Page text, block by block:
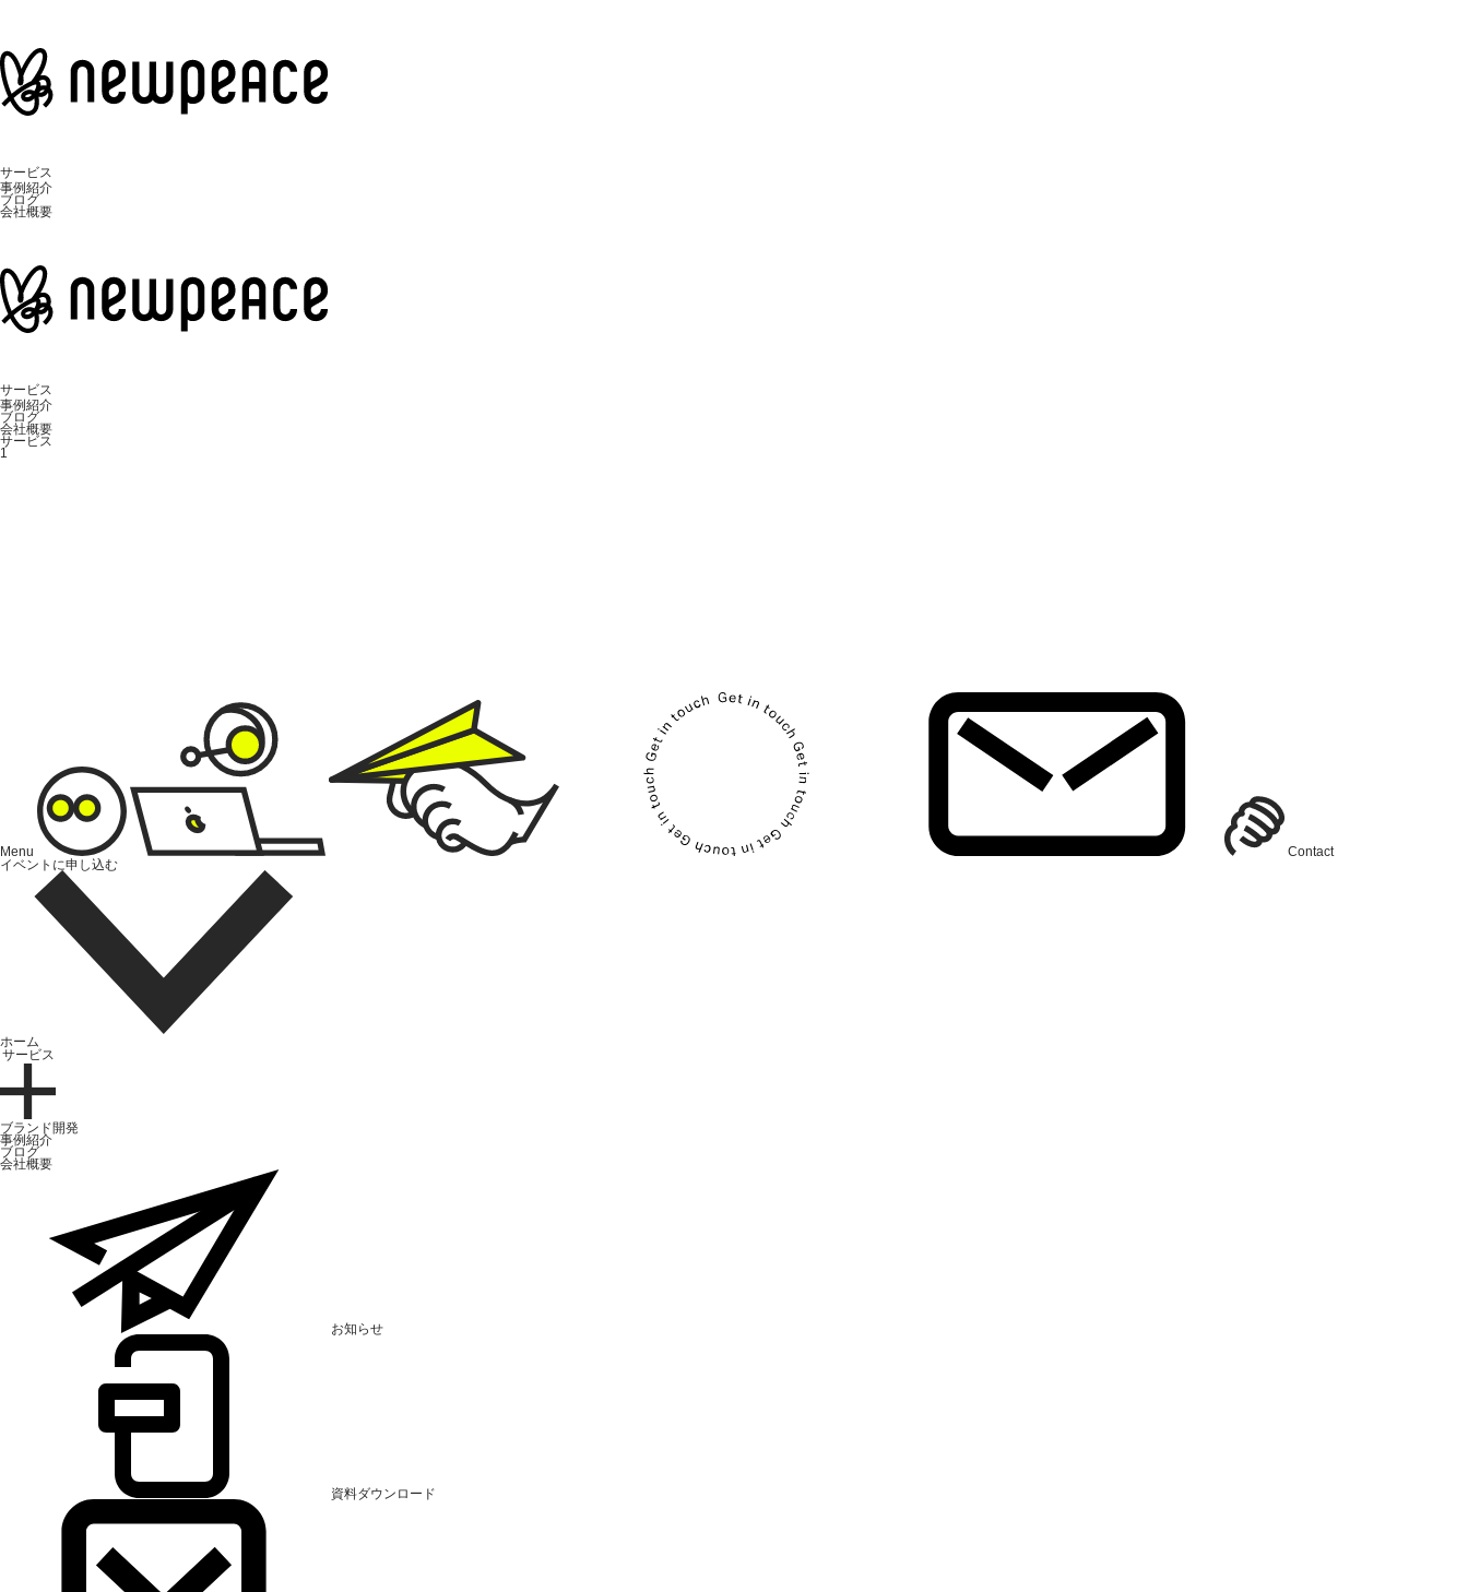
サービス
事例紹介
ブログ
会社概要
サービス
事例紹介
ブログ
会社概要
サービス
1
Menu
Contact
イベントに申し込む
ホーム
サービス
ブランド開発
事例紹介
ブログ
会社概要
お知らせ
資料ダウンロード